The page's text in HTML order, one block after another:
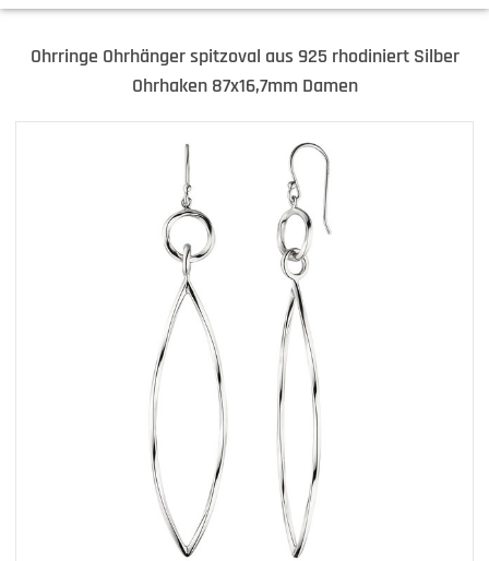
Ohrringe Ohrhänger spitzoval aus 925 rhodiniert Silber
Ohrhaken 87x16,7mm Damen